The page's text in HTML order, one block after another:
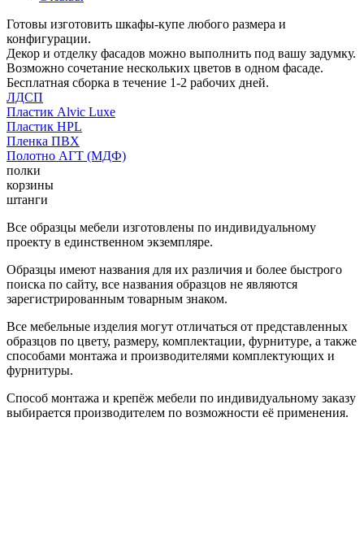
Готовы изготовить шкафы-купе любого размера и
конфигурации.
Декор и отделку фасадов можно выполнить под вашу задумку.
Возможно сочетание нескольких цветов в одном фасаде.
Бесплатная сборка в течение 1-2 рабочих дней.
ЛДСП
Пластик Alvic Luxe
Пластик HPL
Пленка ПВХ
Полотно АГТ (МДФ)
полки
корзины
штанги
Все образцы мебели изготовлены по индивидуальному
проекту в единственном экземпляре.
Образцы имеют названия для их различия и более быстрого
поиска по сайту, все названия образцов не являются
зарегистрированным товарным знаком.
Все мебельные изделия могут отличаться от представленных
образцов по цвету, размеру, комплектации, фурнитуре, а также
способами монтажа и производителями комплектующих и
фурнитуры.
Способ монтажа и крепёж мебели по индивидуальному заказу
выбирается производителем по возможности её применения.